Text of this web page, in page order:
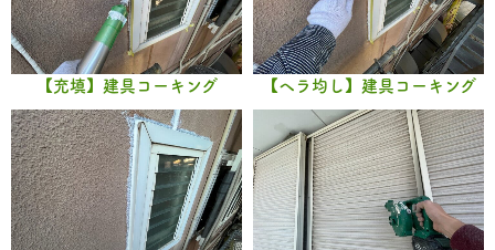
【充填】建具コーキング 【ヘラ均し】建具コーキング